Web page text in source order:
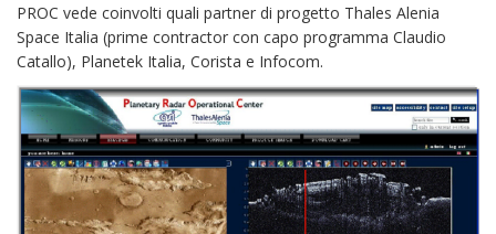
PROC vede coinvolti quali partner di progetto Thales Alenia
Space Italia (prime contractor con capo programma Claudio
Catallo), Planetek Italia, Corista e Infocom.